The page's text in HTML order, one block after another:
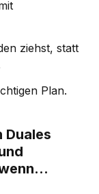
ziehst, statt
Plan.
Duales